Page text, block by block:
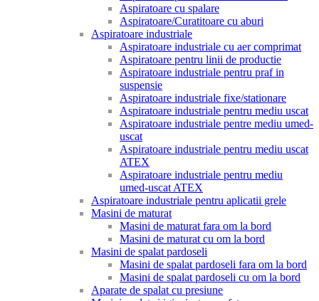
Aspiratoare cu spalare
Aspiratoare/Curatitoare cu aburi
Aspiratoare industriale
Aspiratoare industriale cu aer comprimat
Aspiratoare pentru linii de productie
Aspiratoare industriale pentru praf in
suspensie
Aspiratoare industriale fixe/stationare
Aspiratoare industriale pentru mediu uscat
Aspiratoare industriale pentre mediu umed-
uscat
Aspiratoare industriale pentru mediu uscat
ATEX
Aspiratoare industriale pentru mediu
umed-uscat ATEX
Aspiratoare industriale pentru aplicatii grele
Masini de maturat
Masini de maturat fara om la bord
Masini de maturat cu om la bord
Masini de spalat pardoseli
Masini de spalat pardoseli fara om la bord
Masini de spalat pardoseli cu om la bord
Aparate de spalat cu presiune